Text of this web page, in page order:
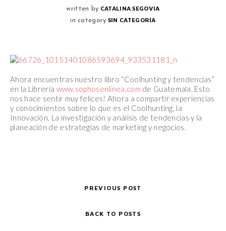
written by CATALINA SEGOVIA
in category SIN CATEGORÍA
Ahora encuentras nuestro libro “Coolhunting y tendencias”
en la Librería www.sophosenlinea.com de Guatemala. Esto
nos hace sentir muy felices! Ahora a compartir experiencias
y conocimientos sobre lo que es el Coolhunting, la
Innovación, La investigación y análisis de tendencias y la
planeación de estrategias de marketing y negocios.
PREVIOUS POST
BACK TO POSTS